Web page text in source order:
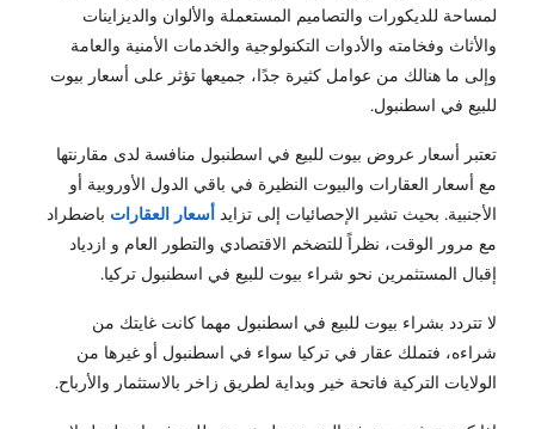
لمساحة للديكورات والتصاميم المستعملة والألوان والديزاينات
والأثاث وفخامته والأدوات التكنولوجية والخدمات الأمنية والعامة
وإلى ما هنالك من عوامل كثيرة جدًا، جميعها تؤثر على أسعار بيوت
للبيع في اسطنبول.
تعتبر أسعار عروض بيوت للبيع في اسطنبول منافسة لدى مقارنتها
مع أسعار العقارات والبيوت النظيرة في باقي الدول الأوروبية أو
الأجنبية. بحيث تشير الإحصائيات إلى تزايد أسعار العقارات باضطراد
مع مرور الوقت، نظراً للتضخم الاقتصادي والتطور العام و ازدياد
إقبال المستثمرين نحو شراء بيوت للبيع في اسطنبول تركيا.
لا تتردد بشراء بيوت للبيع في اسطنبول مهما كانت غايتك من
شراءه، فتملك عقار في تركيا سواء في اسطنبول أو غيرها من
الولايات التركية فاتحة خير وبداية لطريق زاخر بالاستثمار والأرباح.